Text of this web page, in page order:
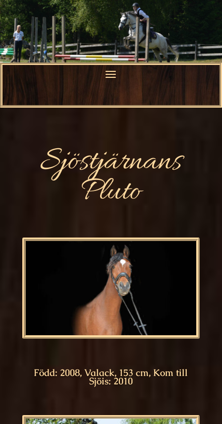
Sjöstjärnans
Pluto
Född: 2008, Valack, 153 cm, Kom till
Sjöis: 2010